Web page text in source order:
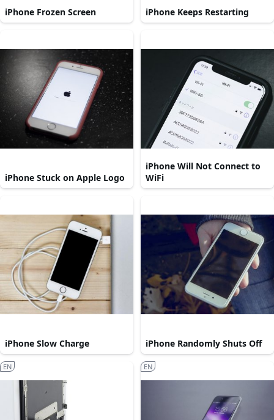
iPhone Frozen Screen iPhone Keeps Restarting
iPhone Stuck on Apple Logo
iPhone Will Not Connect to
WiFi
iPhone Slow Charge iPhone Randomly Shuts Off
EN EN